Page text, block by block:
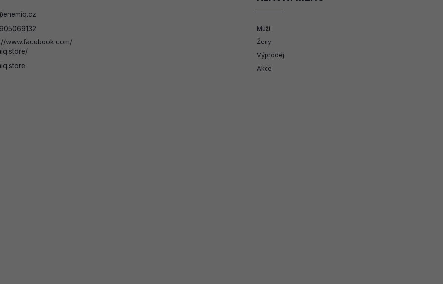
enemiq.cz
www.facebook.com/
Muži
Ženy
Výprodej
Akce